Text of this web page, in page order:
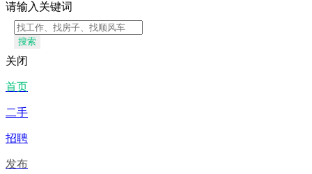
请输入关键词
搜索
关闭
首页
二手
招聘
发布